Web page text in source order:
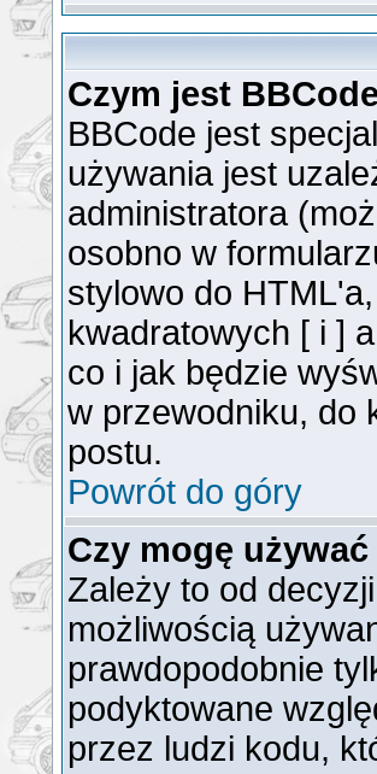
Czym jest
BBCode jest
używania jest
administratora
osobno w
stylowo do
kwadratowych [ i ]
co i jak będzie
w przewodniku, do
postu.
Powrót do góry
Czy mogę używać
Zależy to od
możliwością
prawdopodobnie
podyktowane
przez ludzi kodu,